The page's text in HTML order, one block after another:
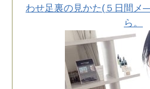
わせ足裏の見かた(５日間メ
ら。